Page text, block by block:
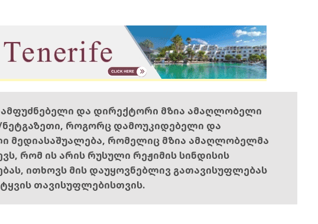
და დირექტორი მზია ამაღლობელი
როგორც დამოუკიდებელი და
მედიასაშუალება, რომელიც მზია ამაღლობელმა
რომ ის არის რუსული რეჟიმის სინდისის
ითხოვს მის დაუყოვნებლივ გათავისუფლებას
თავისუფლებისთვის.